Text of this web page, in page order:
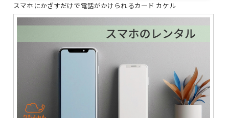
スマホにかざすだけで電話がかけられるカード カケル